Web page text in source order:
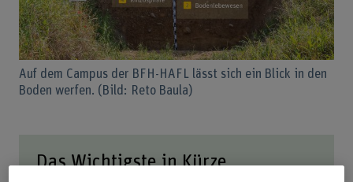
Auf dem Campus der BFH-HAFL lässt sich ein Blick in den
Boden werfen. (Bild: Reto Baula)
Das Wichtigste in Kürze